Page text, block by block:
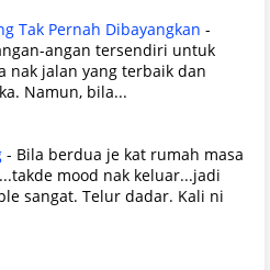
Tak Pernah Dibayangkan -
angan tersendiri untuk
nak jalan yang terbaik dan
Namun, bila...
- Bila berdua je kat rumah masa
mood nak keluar...jadi
sangat. Telur dadar. Kali ni